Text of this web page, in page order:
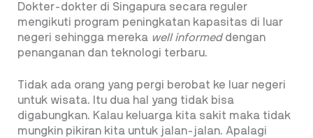
Dokter-dokter di Singapura secara reguler
mengikuti program peningkatan kapasitas di luar
negeri sehingga mereka well informed dengan
penanganan dan teknologi terbaru.
Tidak ada orang yang pergi berobat ke luar negeri
untuk wisata. Itu dua hal yang tidak bisa
digabungkan. Kalau keluarga kita sakit maka tidak
mungkin pikiran kita untuk jalan-jalan. Apalagi